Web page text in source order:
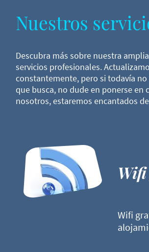
Nuestros
Descubra más sobre nuestra
servicios profesionales.
constantemente, pero si todavía
que busca, no dude en ponerse en
nosotros, estaremos encantados
Wifi